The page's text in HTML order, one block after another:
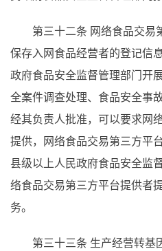
第三十二条 网络食品交易
保存入网食品经营者的登记信
政府食品安全监督管理部门开
全案件调查处理、食品安全事
经其负责人批准，可以要求网
提供，网络食品交易第三方平
县级以上人民政府食品安全监
络食品交易第三方平台提供者
务。
第三十三条 生产经营转基